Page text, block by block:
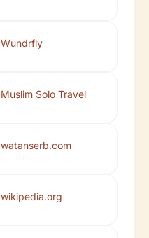
Wundrfly
Muslim Solo Travel
watanserb.com
wikipedia.org